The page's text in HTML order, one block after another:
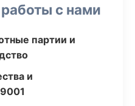
с нами
партии и
и